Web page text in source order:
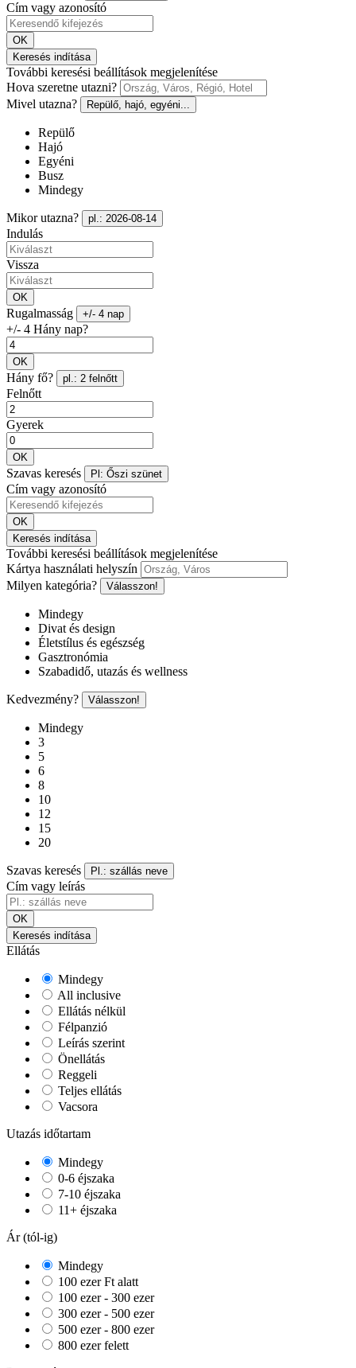
Cím vagy azonosító
OK
Keresés indítása
További keresési beállítások megjelenítése
Hova szeretne utazni?
Mivel utazna?
Repülő, hajó, egyéni...
Repülő
Hajó
Egyéni
Busz
Mindegy
Mikor utazna? pl.: 2026-08-14
Indulás
Vissza
OK
Rugalmasság +/- 4 nap
+/- 4 Hány nap?
OK
Hány fő? pl.: 2 felnőtt
Felnőtt
Gyerek
OK
Szavas keresés Pl: Őszi szünet
Cím vagy azonosító
OK
Keresés indítása
További keresési beállítások megjelenítése
Kártya használati helyszín
Milyen kategória?
Válasszon!
Mindegy
Divat és design
Életstílus és egészség
Gasztronómia
Szabadidő, utazás és wellness
Kedvezmény? Válasszon!
Mindegy
3
5
6
8
10
12
15
20
Szavas keresés Pl.: szállás neve
Cím vagy leírás
OK
Keresés indítása
Ellátás
Mindegy
All inclusive
Ellátás nélkül
Félpanzió
Leírás szerint
Önellátás
Reggeli
Teljes ellátás
Vacsora
Utazás időtartam
Mindegy
0-6 éjszaka
7-10 éjszaka
11+ éjszaka
Ár (tól-ig)
Mindegy
100 ezer Ft alatt
100 ezer - 300 ezer
300 ezer - 500 ezer
500 ezer - 800 ezer
800 ezer felett